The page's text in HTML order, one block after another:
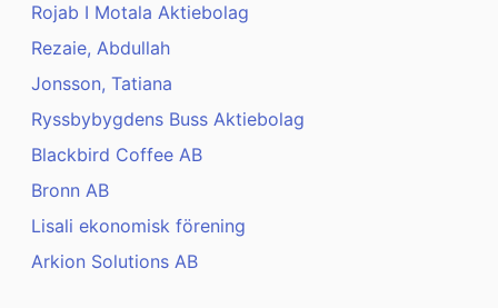
Rojab I Motala Aktiebolag
Rezaie, Abdullah
Jonsson, Tatiana
Ryssbybygdens Buss Aktiebolag
Blackbird Coffee AB
Bronn AB
Lisali ekonomisk förening
Arkion Solutions AB